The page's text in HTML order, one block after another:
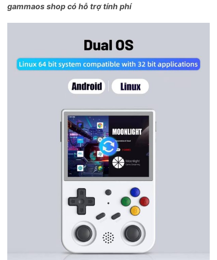
gammaos shop có hỗ trợ tính phí